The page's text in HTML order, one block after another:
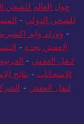
حول العالم للشحن
للشحن الدولي -
- وورلد وايد
العفش بجدة -
لنقل العفش -
الامتحانات - نتائج
لنقل العفش -